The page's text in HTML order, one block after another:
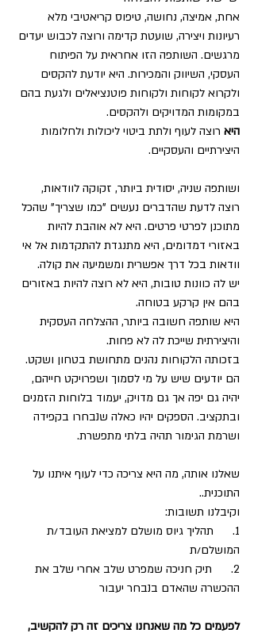
אחת, אמיצה, נחושה, טיפוס קריאטיבי מלא
רעיונות ויצירה, שועטת קדימה ורוצה לכבוש יעדים
מרגשים. השותפה הזו אחראית על הפיתוח
העסקי, השיווק והמכירות. היא יודעת להקסים
ולקרוא לקוחות ולקוחות פוטנציאלים ולגעת בהם
במקומות המדויקים ולהקסים.
היא רוצה לעוף ולתת ביטוי ליכולות ולחלומות
היצירתיים והעסקיים.
ושותפה שניה, יסודית ביותר, זקוקה לוודאות,
רוצה לדעת שהדברים נעשים "כמו שצריך" שהכל
מתוכנן לפרטי פרטים. היא לא אוהבת להיות
באזורי דמדומים, היא מתנגדת להתקדמות אל אי
וודאות בכל דרך אפשרית ומשמיעה את קולה.
יש לה כוונות טובות, היא לא רוצה להיות באזורים
בהם אין קרקע בטוחה.
היא שותפה חשובה ביותר, ההצלחה העסקית
והיצירתית שייכת לה לא פחות.
בזכותה הלקוחות נהנים מתחושת בטחון ושקט.
הם יודעים שיש על מי לסמוך ושפרויקט חייהם,
יהיה גם יפה אך גם מדויק, יעמוד בלוחות הזמנים
ובתקציב. הספקים יהיו כאלה שנבחרו בקפידה
ושרמת הגימור תהיה בלתי מתפשרת.
שאלנו אותה, מה היא צריכה כדי לעוף איתנו על
התוכנית..
וקיבלנו תשובות:
1.      תהליך גיוס מושלם למציאת העובד/ת
המושלם/ת
2.      תיק חניכה שמפרט שלב אחרי שלב את
ההכשרה שהאדם בנבחר יעבור
לפעמים כל מה שאנחנו צריכים זה רק להקשיב,